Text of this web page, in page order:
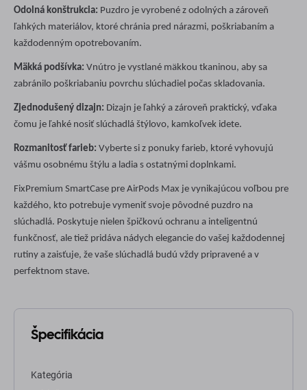
Odolná konštrukcia: Puzdro je vyrobené z odolných a zároveň
ľahkých materiálov, ktoré chránia pred nárazmi, poškriabaním a
každodenným opotrebovaním.
Mäkká podšívka: Vnútro je vystlané mäkkou tkaninou, aby sa
zabránilo poškriabaniu povrchu slúchadiel počas skladovania.
Zjednodušený dizajn: Dizajn je ľahký a zároveň praktický, vďaka
čomu je ľahké nosiť slúchadlá štýlovo, kamkoľvek idete.
Rozmanitosť farieb: Vyberte si z ponuky farieb, ktoré vyhovujú
vášmu osobnému štýlu a ladia s ostatnými doplnkami.
FixPremium SmartCase pre AirPods Max je vynikajúcou voľbou pre
každého, kto potrebuje vymeniť svoje pôvodné puzdro na
slúchadlá. Poskytuje nielen špičkovú ochranu a inteligentnú
funkčnosť, ale tiež pridáva nádych elegancie do vašej každodennej
rutiny a zaisťuje, že vaše slúchadlá budú vždy pripravené a v
perfektnom stave.
Špecifikácia
Kategória